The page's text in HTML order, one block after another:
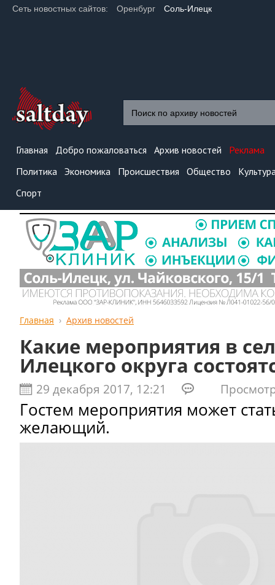
Сеть новостных сайтов: Оренбург Соль-Илецк
Главная Добро пожаловаться Архив новостей
Реклама
Политика Экономика Происшествия Общество
Спорт
Главная Архив новостей
Какие мероприятия в
Илецкого округа
29 декабря 2017, 12:21
Гостем мероприятия может
желающий.